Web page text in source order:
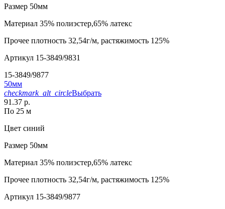
Размер 50мм
Материал 35% полиэстер,65% латекс
Прочее плотность 32,54г/м, растяжимость 125%
Артикул 15-3849/9831
15-3849/9877
50мм
checkmark_alt_circleВыбрать
91.37 р.
По 25 м
Цвет синий
Размер 50мм
Материал 35% полиэстер,65% латекс
Прочее плотность 32,54г/м, растяжимость 125%
Артикул 15-3849/9877